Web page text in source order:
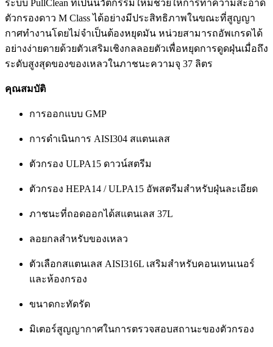
ระบบ PullClean ที่เป็นนวัตกรรมใหม่ช่วยให้การทำความสะอาด
ตัวกรองดาว M Class ได้อย่างมีประสิทธิภาพในขณะที่สูญญา
กาศทำงานโดยไม่จำเป็นต้องหยุดมัน หน่วยสามารถอัพเกรดได้
อย่างง่ายดายด้วยตัวเสริมเชิงกลลอยตัวเพื่อหยุดการดูดฝุ่นเมื่อถึง
ระดับสูงสุดของของเหลวในภาชนะความจุ 37 ลิตร
คุณสมบัติ
การออกแบบ GMP
การดำเนินการ AISI304 สแตนเลส
ตัวกรอง ULPA15 ดาวน์สตรีม
ตัวกรอง HEPA14 / ULPA15 อัพสตรีมสำหรับฝุ่นละเอียด
ภาชนะที่ถอดออกได้สแตนเลส 37L
ลอยกลสำหรับของเหลว
ตัวเลือกสแตนเลส AISI316L เสริมสำหรับคอนเทนเนอร์
และห้องกรอง
ขนาดกะทัดรัด
มิเตอร์สูญญากาศในการตรวจสอบสถานะของตัวกรอง